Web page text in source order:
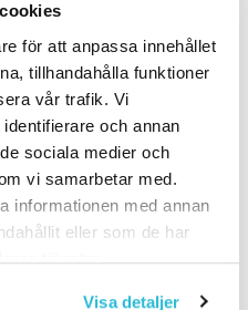
för att anpassa innehållet
tillhandahålla funktioner
vår trafik. Vi
och annan
sociala medier och
vi samarbetar med.
informationen med annan
eller som de har
tjänster.
Visa detaljer
första
nyfödda